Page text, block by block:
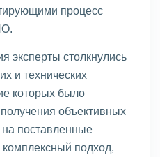
процесс
эксперты столкнулись
и технических
которых было
объективных
на поставленные
подход,